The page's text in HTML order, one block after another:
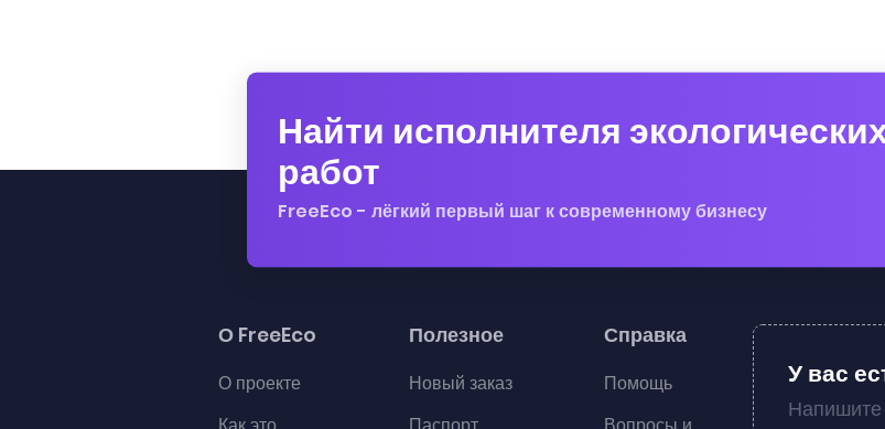
Найти исполнителя
работ
FreeEco - лёгкий первый шаг к современному бизнесу
О FreeEco
О проекте
Полезное
Новый заказ
Справка
Помощь
У вас